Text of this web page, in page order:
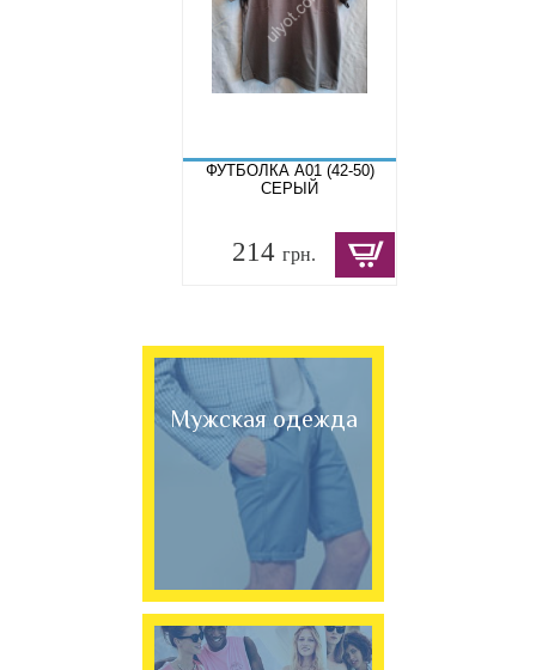
ФУТБОЛКА A01 (42-50)
СЕРЫЙ
214 грн.
Мужская одежда